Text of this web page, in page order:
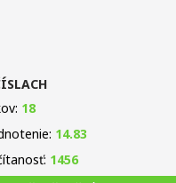
18
14.83
1456